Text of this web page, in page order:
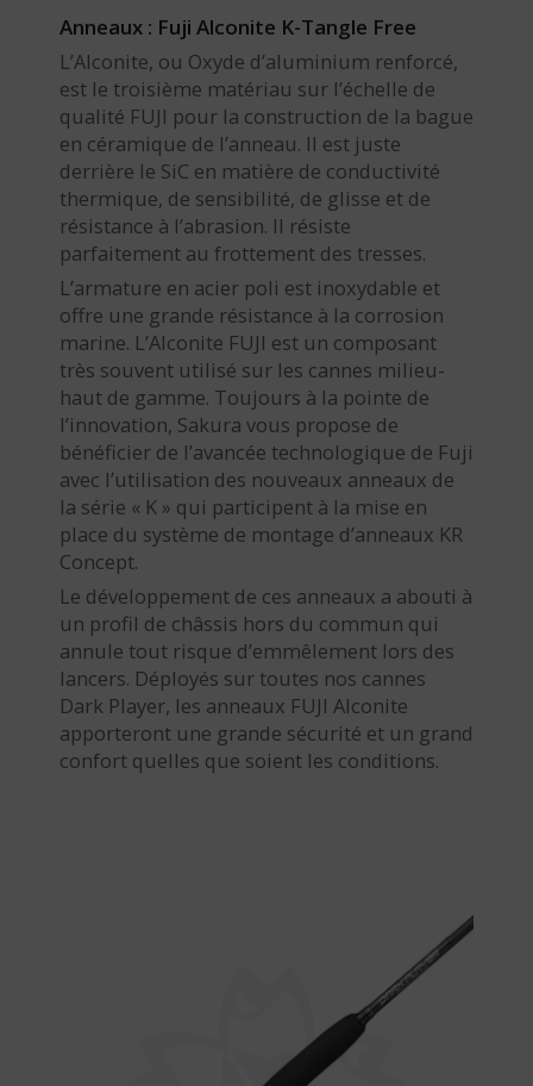
Anneaux : Fuji Alconite K-Tangle Free
L’Alconite, ou Oxyde d’aluminium renforcé,
est le troisième matériau sur l’échelle de
qualité FUJI pour la construction de la bague
en céramique de l’anneau. Il est juste
derrière le SiC en matière de conductivité
thermique, de sensibilité, de glisse et de
résistance à l’abrasion. Il résiste
parfaitement au frottement des tresses.
L’armature en acier poli est inoxydable et
offre une grande résistance à la corrosion
marine. L’Alconite FUJI est un composant
très souvent utilisé sur les cannes milieu-
haut de gamme. Toujours à la pointe de
l’innovation, Sakura vous propose de
bénéficier de l’avancée technologique de Fuji
avec l’utilisation des nouveaux anneaux de
la série « K » qui participent à la mise en
place du système de montage d’anneaux KR
Concept.
Le développement de ces anneaux a abouti à
un profil de châssis hors du commun qui
annule tout risque d’emmêlement lors des
lancers. Déployés sur toutes nos cannes
Dark Player, les anneaux FUJI Alconite
apporteront une grande sécurité et un grand
confort quelles que soient les conditions.